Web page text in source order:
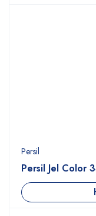
Persil
Persil Jel Color